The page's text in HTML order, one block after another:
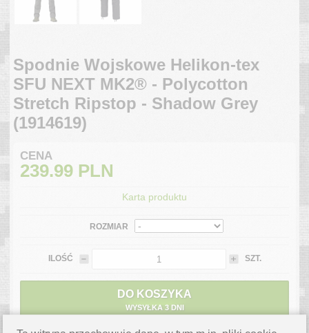
Spodnie Wojskowe Helikon-tex
SFU NEXT MK2® - Polycotton
Stretch Ripstop - Shadow Grey
(1914619)
CENA
239.99 PLN
Karta produktu
ROZMIAR
ILOŚĆ SZT.
DO KOSZYKA
WYSYŁKA 3 DNI